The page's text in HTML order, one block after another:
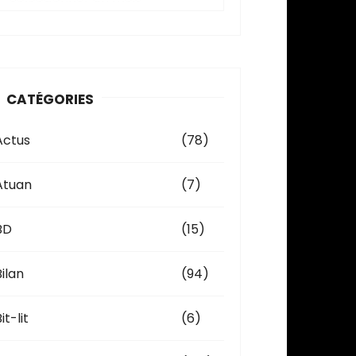
CATÉGORIES
(78)
(7)
(15)
(94)
lit (6)